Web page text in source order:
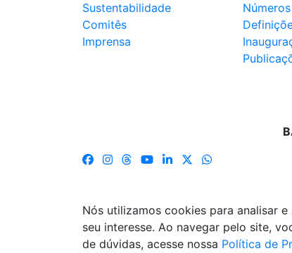
Sustentabilidade
Comitês
Imprensa
Nós utilizamos cookies para analisar
seu interesse. Ao navegar pelo site,
de dúvidas, acesse nossa Política de